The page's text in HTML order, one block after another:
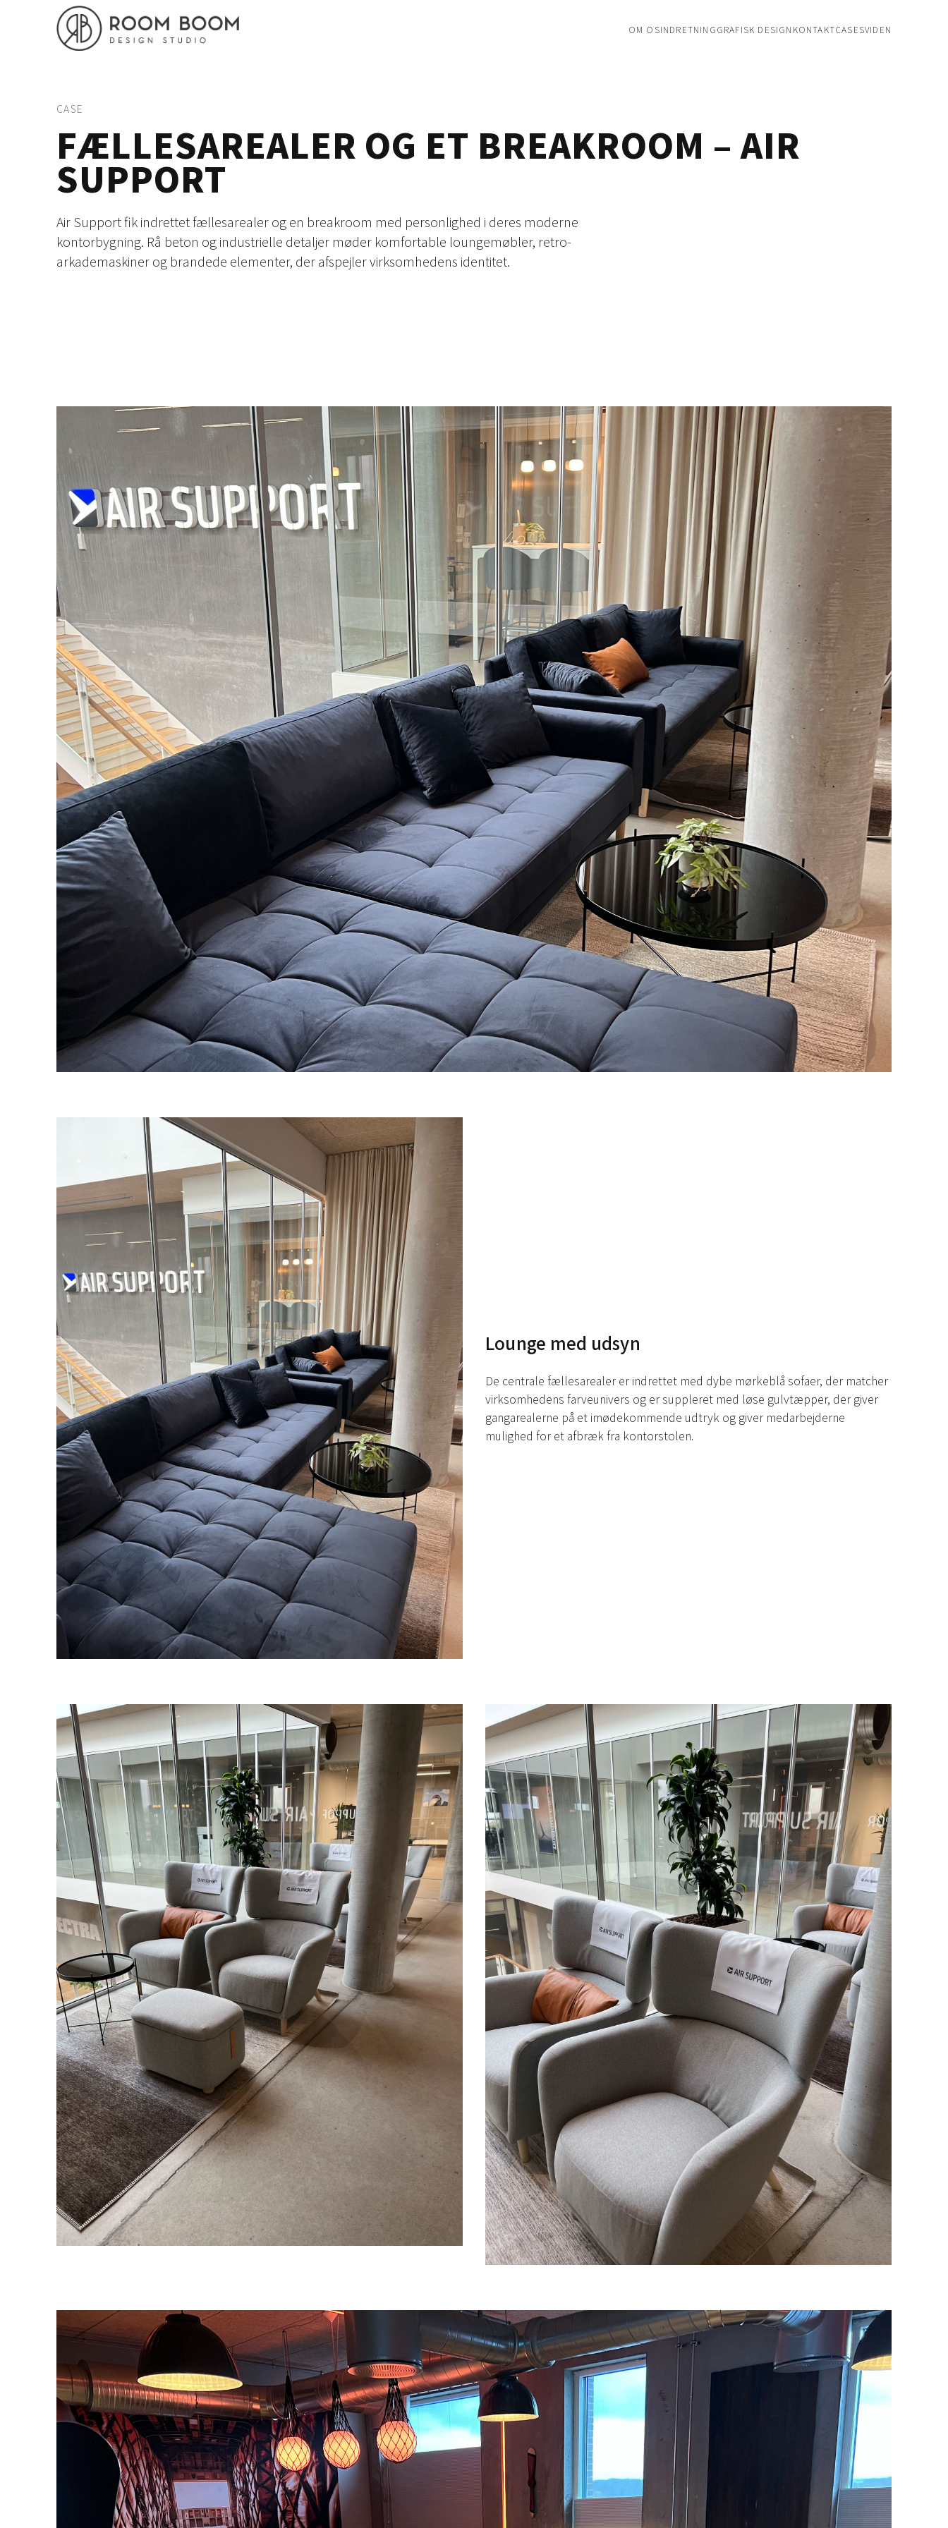
OM OSINDRETNINGGRAFISK DESIGN KONTAKTCASESVIDEN
CASE
FÆLLESAREALER OG ET BREAKROOM – AIR
SUPPORT
Air Support fik indrettet fællesarealer og en breakroom med personlighed i deres moderne
kontorbygning. Rå beton og industrielle detaljer møder komfortable loungemøbler, retro-
arkademaskiner og brandede elementer, der afspejler virksomhedens identitet.
Lounge med udsyn
De centrale fællesarealer er indrettet med dybe mørkeblå sofaer, der matcher
virksomhedens farveunivers og er suppleret med løse gulvtæpper, der giver
gangarealerne på et imødekommende udtryk og giver medarbejderne
mulighed for et afbræk fra kontorstolen.